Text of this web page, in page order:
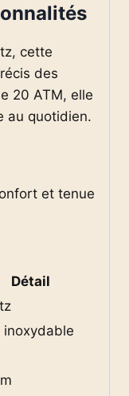
cette
des
20 ATM, elle
au quotidien.
et tenue
Détail
inoxydable